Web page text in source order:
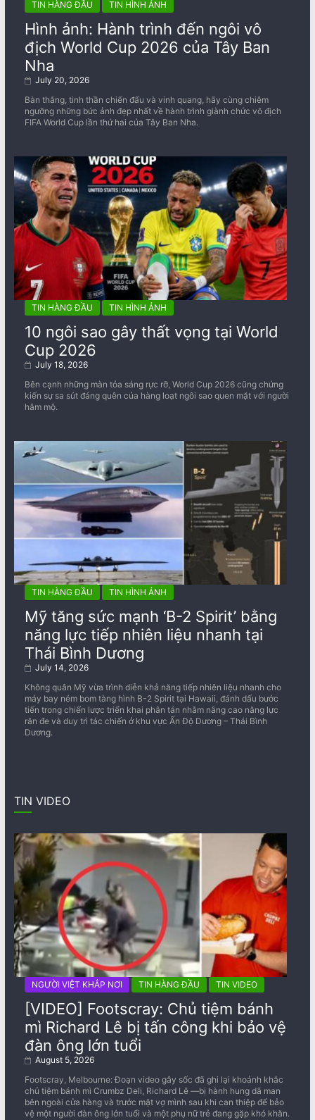
TIN HÀNG ĐẦU TIN HÌNH ẢNH
Hình ảnh: Hành trình đến ngôi vô
địch World Cup 2026 của Tây Ban
Nha
July 20, 2026
Bàn thắng, tinh thần chiến đấu và vinh quang, hãy cùng chiêm
ngưỡng những bức ảnh đẹp nhất về ​​hành trình giành chức vô địch
FIFA World Cup lần thứ hai của Tây Ban Nha.
TIN HÀNG ĐẦU TIN HÌNH ẢNH
10 ngôi sao gây thất vọng tại World
Cup 2026
July 18, 2026
Bên cạnh những màn tỏa sáng rực rỡ, World Cup 2026 cũng chứng
kiến sự sa sút đáng quên của hàng loạt ngôi sao quen mặt với người
hâm mộ.
TIN HÀNG ĐẦU TIN HÌNH ẢNH
Mỹ tăng sức mạnh ‘B-2 Spirit’ bằng
năng lực tiếp nhiên liệu nhanh tại
Thái Bình Dương
July 14, 2026
Không quân Mỹ vừa trình diễn khả năng tiếp nhiên liệu nhanh cho
máy bay ném bom tàng hình B-2 Spirit tại Hawaii, đánh dấu bước
tiến trong chiến lược triển khai phân tán nhằm nâng cao năng lực
răn đe và duy trì tác chiến ở khu vực Ấn Độ Dương – Thái Bình
Dương.
TIN VIDEO
NGƯỜI VIỆT KHẮP NƠI TIN HÀNG ĐẦU TIN VIDEO
[VIDEO] Footscray: Chủ tiệm bánh
mì Richard Lê bị tấn công khi bảo vệ
đàn ông lớn tuổi
August 5, 2026
Footscray, Melbourne: Đoạn video gây sốc đã ghi lại khoảnh khắc
chủ tiệm bánh mì Crumbz Deli, Richard Lê —bị hành hung dã man
bên ngoài cửa hàng và trước mặt vợ mình sau khi can thiệp để bảo
vệ một người đàn ông lớn tuổi và một phụ nữ trẻ đang gặp khó khăn.